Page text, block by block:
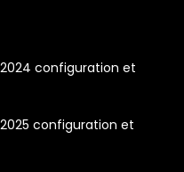
configuration et
configuration et